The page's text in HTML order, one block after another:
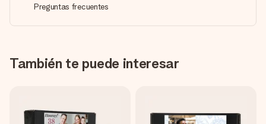
Preguntas frecuentes
También te puede interesar